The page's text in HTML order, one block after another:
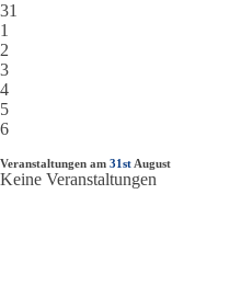
31
1
2
3
4
5
6
Veranstaltungen am 31st August
Keine Veranstaltungen